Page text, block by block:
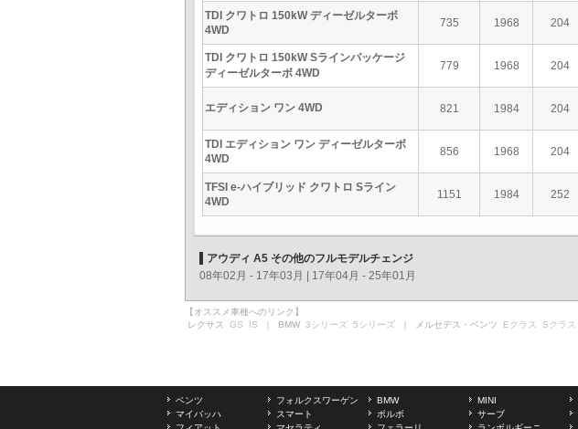
TDI クワトロ 150kW ディーゼルターボ
4WD
735 1968 204
TDI クワトロ 150kW Sラインパッケージ
ディーゼルターボ 4WD
779 1968 204
エディション ワン 4WD 821 1984 204
TDI エディション ワン ディーゼルターボ
4WD
856 1968 204
TFSI e-ハイブリッド クワトロ Sライン
4WD
1151 1984 252
アウディ A5 その他のフルモデルチェンジ
08年02月 - 17年03月
17年04月 - 25年01月
【オススメ車種へのリンク】
レクサス GS IS ｜ BMW 3シリーズ 5シリーズ ｜ メルセデス・ベンツ Eクラス Sクラス
ベンツ フォルクスワーゲン BMW MINI
マイバッハ
スマート ボルボ サーブ